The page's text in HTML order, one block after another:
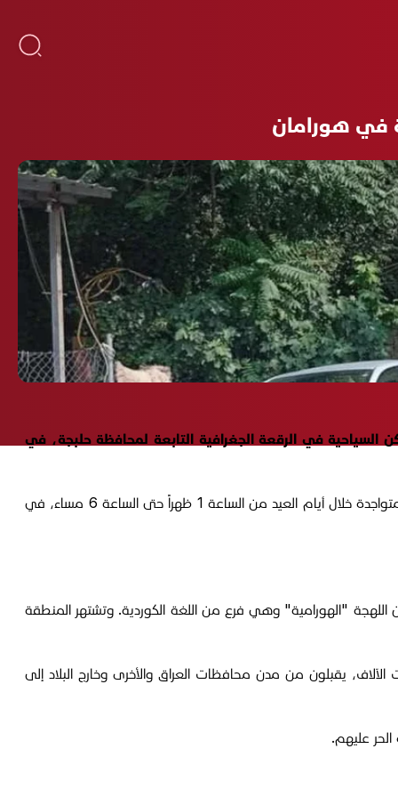
في هورامان
في الرقعة الجغرافية التابعة لمحافظة حلبجة، في
وفي هذا الإطار، صرح فرحان حمه خان، مدير إعلام دائرة الصحة في حلبجة، لمنصة "الجبال"، اليوم الأحد، بأن "هذه العيادات المتنقلة ستكون متواجدة خلال أيام العيد من الساعة 1 ظهراً حتى الساعة 6 مساء، في
"الهورامية" وهي فرع من اللغة الكوردية. وتشتهر المنطقة
يقبلون من مدن محافظات العراق والأخرى وخارج البلاد إلى
عليهم.